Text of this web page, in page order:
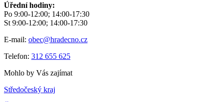
Úřední hodiny:
Po 9:00-12:00; 14:00-17:30
St 9:00-12:00; 14:00-17:30
E-mail: obec@hradecno.cz
Telefon: 312 655 625
Mohlo by Vás zajímat
Středočeský kraj